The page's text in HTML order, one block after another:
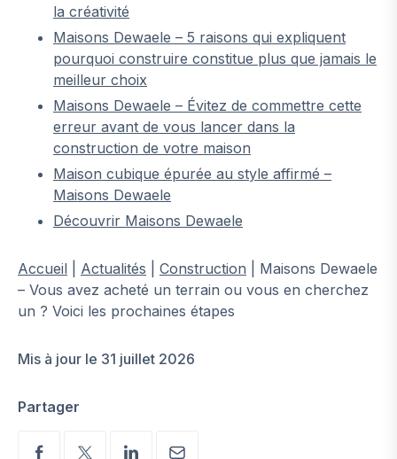
la créativité
Maisons Dewaele – 5 raisons qui expliquent
pourquoi construire constitue plus que jamais le
meilleur choix
Maisons Dewaele – Évitez de commettre cette
erreur avant de vous lancer dans la
construction de votre maison
Maison cubique épurée au style affirmé –
Maisons Dewaele
Découvrir Maisons Dewaele
Accueil Actualités Construction
Maisons Dewaele
– Vous avez acheté un terrain ou vous en cherchez
un ? Voici les prochaines étapes
Mis à jour le 31 juillet 2026
Partager